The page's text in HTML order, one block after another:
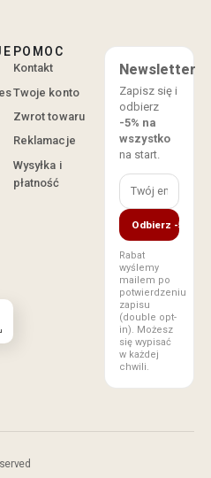
POMOC
Kontakt
Twoje konto
Zwrot towaru
Reklamacje
Wysyłka i
płatność
Newsletter
Zapisz się i
odbierz
-5% na
wszystko
na start.
Odbierz -5%
Rabat
wyślemy
mailem po
potwierdzeniu
zapisu
(double opt-
in). Możesz
się wypisać
w każdej
chwili.